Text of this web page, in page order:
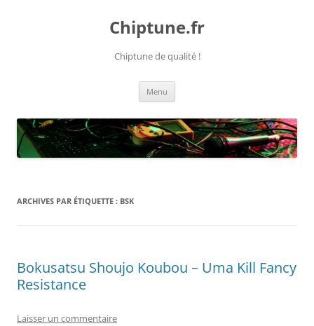
Chiptune.fr
Chiptune de qualité !
Menu
ARCHIVES PAR ÉTIQUETTE : BSK
Bokusatsu Shoujo Koubou – Uma Kill Fancy
Resistance
Laisser un commentaire